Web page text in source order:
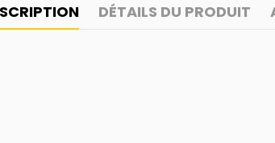
DÉTAILS DU PRODUIT